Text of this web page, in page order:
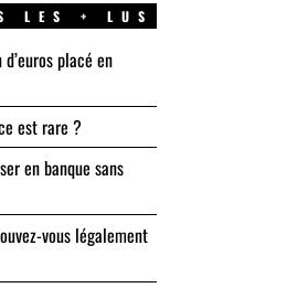
LES + LUS
placé en
est rare ?
en banque sans
vous légalement